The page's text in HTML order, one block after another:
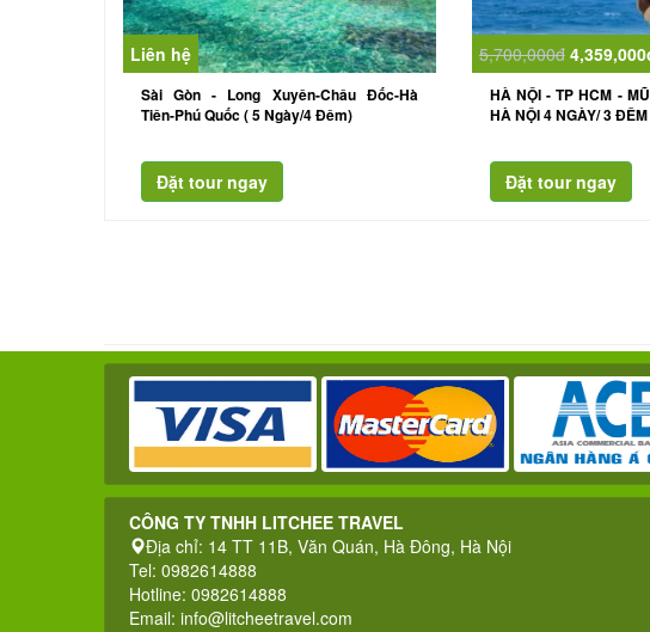
Liên hệ
Sài Gòn - Long Xuyên-Châu Đốc-Hà
Tiên-Phú Quốc ( 5 Ngày/4 Đêm)
5,700,000đ
HÀ NỘI - TP HCM -
HÀ NỘI 4 NGÀY/ 3 ĐÊM
CÔNG TY TNHH LITCHEE TRAVEL
Địa chỉ: 14 TT 11B, Văn Quán, Hà Đông, Hà Nội
Tel: 0982614888
Hotline: 0982614888
Email: info@litcheetravel.com